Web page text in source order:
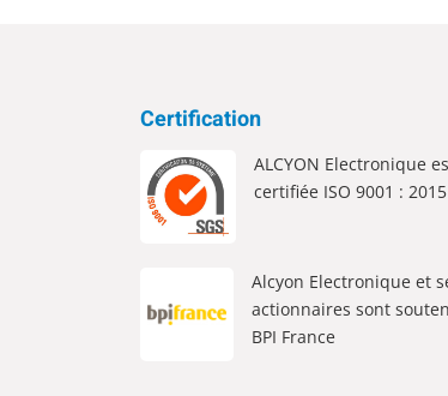
Certification
ALCYON Electronique
certifiée ISO 9001 : 2015
Alcyon Electronique et
actionnaires sont
BPI France